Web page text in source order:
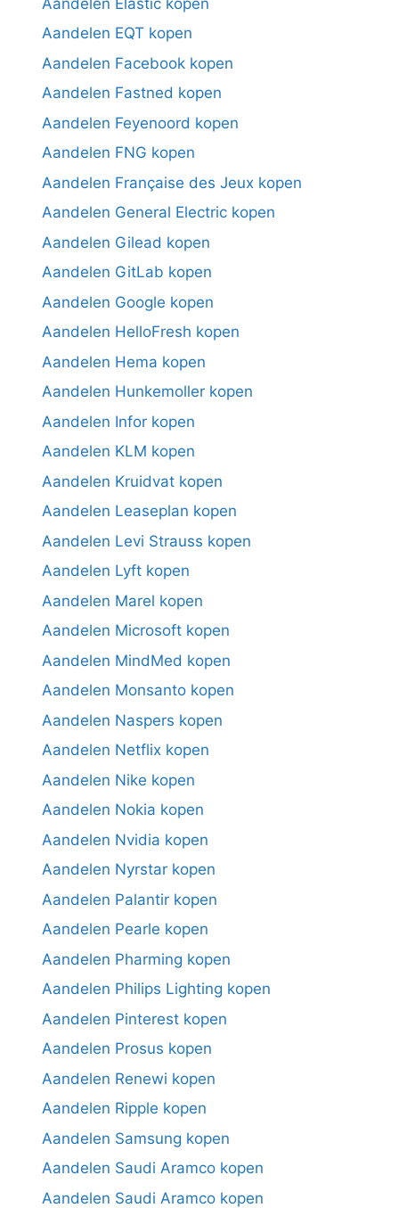
Aandelen EQT kopen
Aandelen Facebook kopen
Aandelen Fastned kopen
Aandelen Feyenoord kopen
Aandelen FNG kopen
Aandelen Française des Jeux kopen
Aandelen General Electric kopen
Aandelen Gilead kopen
Aandelen GitLab kopen
Aandelen Google kopen
Aandelen HelloFresh kopen
Aandelen Hema kopen
Aandelen Hunkemoller kopen
Aandelen Infor kopen
Aandelen KLM kopen
Aandelen Kruidvat kopen
Aandelen Leaseplan kopen
Aandelen Levi Strauss kopen
Aandelen Lyft kopen
Aandelen Marel kopen
Aandelen Microsoft kopen
Aandelen MindMed kopen
Aandelen Monsanto kopen
Aandelen Naspers kopen
Aandelen Netflix kopen
Aandelen Nike kopen
Aandelen Nokia kopen
Aandelen Nvidia kopen
Aandelen Nyrstar kopen
Aandelen Palantir kopen
Aandelen Pearle kopen
Aandelen Pharming kopen
Aandelen Philips Lighting kopen
Aandelen Pinterest kopen
Aandelen Prosus kopen
Aandelen Renewi kopen
Aandelen Ripple kopen
Aandelen Samsung kopen
Aandelen Saudi Aramco kopen
Aandelen Saudi Aramco kopen